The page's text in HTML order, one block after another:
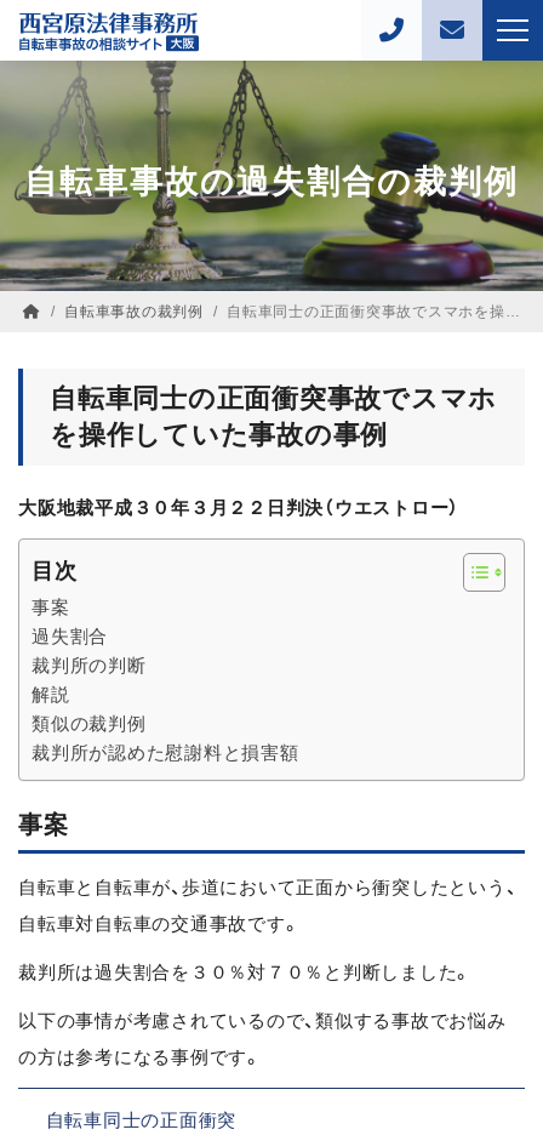
自転車事故の過失割合の裁判例
/ 自転車事故の裁判例 / 自転車同士の正面衝突事故でスマホを操作していた事故の裁判例【過失割合３０対７０】
自転車同士の正面衝突事故でスマホ
を操作していた事故の事例
大阪地裁平成３０年３月２２日判決（ウエストロー）
目次
事案
過失割合
裁判所の判断
解説
類似の裁判例
裁判所が認めた慰謝料と損害額
事案
自転車と自転車が、歩道において正面から衝突したという、
自転車対自転車の交通事故です。
裁判所は過失割合を３０％対７０％と判断しました。
以下の事情が考慮されているので、類似する事故でお悩み
の方は参考になる事例です。
自転車同士の正面衝突